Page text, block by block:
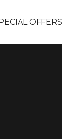
OFFERS